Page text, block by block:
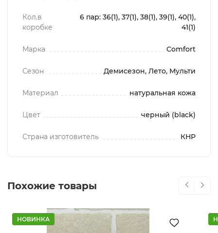
Кол.в
коробке
6 пар: 36(1), 37(1), 38(1), 39(1), 40(1),
41(1)
Марка Comfort
Сезон Демисезон, Лето, Мульти
Материал натуральная кожа
Цвет черный (black)
Страна изготовитель КНР
Похожие товары
НОВИНКА